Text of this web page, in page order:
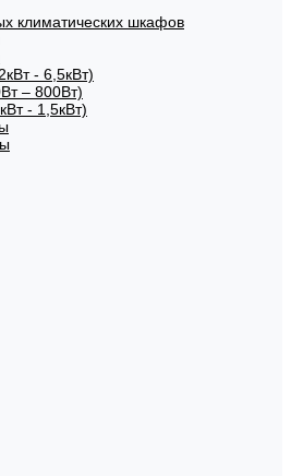
климатических шкафов
- 6,5кВт)
– 800Вт)
- 1,5кВт)